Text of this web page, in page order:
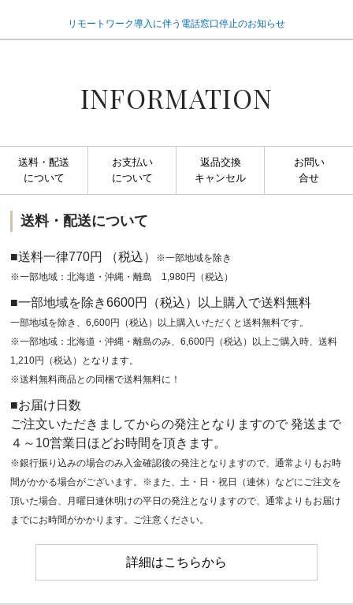
リモートワーク導入に伴う電話窓口停止のお知らせ
INFORMATION
送料・配送
について
お支払い
について
返品交換
キャンセル
お問い
合せ
送料・配送について
■送料一律770円 （税込）
※一部地域を除き
※一部地域：北海道・沖縄・離島 1,980円（税込）
■一部地域を除き6600円（税込）以上購入で送料無料
一部地域を除き、6,600円（税込）以上購入いただくと送料無料です。
※一部地域：北海道・沖縄・離島のみ、6,600円（税込）以上ご購入時、送料
1,210円（税込）となります。
※送料無料商品との同梱で送料無料に！
■お届け日数
ご注文いただきましてからの発注となりますので 発送まで
４～10営業日ほどお時間を頂きます。
※銀行振り込みの場合のみ入金確認後の発注となりますので、通常よりもお時
間がかかる場合がございます。※また、土・日・祝日（連休）などにご注文を
頂いた場合、月曜日連休明けの平日の発注となりますので、通常よりもお届け
までにお時間がかかります。ご注意ください。
詳細はこちらから